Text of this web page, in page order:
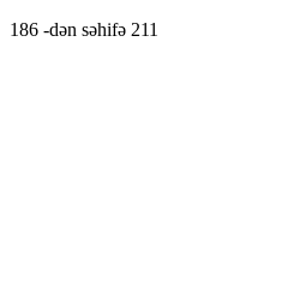
186 -dən səhifə 211